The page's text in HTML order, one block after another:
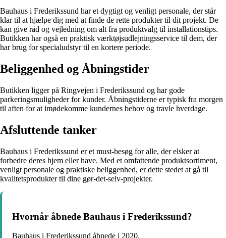
Bauhaus i Frederikssund har et dygtigt og venligt personale, der står
klar til at hjælpe dig med at finde de rette produkter til dit projekt. De
kan give råd og vejledning om alt fra produktvalg til installationstips.
Butikken har også en praktisk værktøjsudlejningsservice til dem, der
har brug for specialudstyr til en kortere periode.
Beliggenhed og Åbningstider
Butikken ligger på Ringvejen i Frederikssund og har gode
parkeringsmuligheder for kunder. Åbningstiderne er typisk fra morgen
til aften for at imødekomme kundernes behov og travle hverdage.
Afsluttende tanker
Bauhaus i Frederikssund er et must-besøg for alle, der elsker at
forbedre deres hjem eller have. Med et omfattende produktsortiment,
venligt personale og praktiske beliggenhed, er dette stedet at gå til
kvalitetsprodukter til dine gør-det-selv-projekter.
Hvornår åbnede Bauhaus i Frederikssund?
Bauhaus i Frederikssund åbnede i 2020.